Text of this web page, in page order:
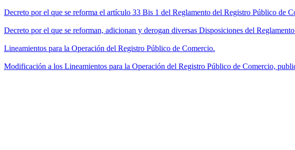
Decreto por el que se reforma el artículo 33 Bis 1 del Reglamento del Registro Público de
Decreto por el que se reforman, adicionan y derogan diversas Disposiciones del
Lineamientos para la Operación del Registro Público de Comercio.
Modificación a los Lineamientos para la Operación del Registro Público de Comercio,